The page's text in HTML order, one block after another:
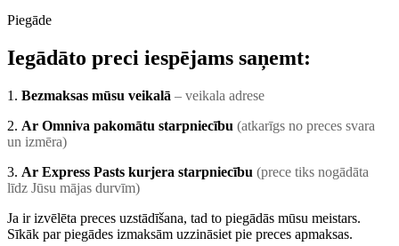
Piegāde
Iegādāto preci iespējams saņemt:
1. Bezmaksas mūsu veikalā – veikala adrese
2. Ar Omniva pakomātu starpniecību (atkarīgs no preces svara
un izmēra)
3. Ar Express Pasts kurjera starpniecību (prece tiks nogādāta
līdz Jūsu mājas durvīm)
Ja ir izvēlēta preces uzstādīšana, tad to piegādās mūsu meistars.
Sīkāk par piegādes izmaksām uzzināsiet pie preces apmaksas.